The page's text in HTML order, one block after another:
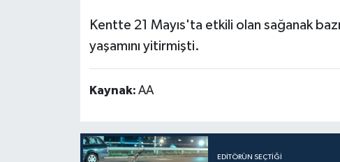
Kentte 21 Mayıs'ta etkili olan sağanak
yaşamını yitirmişti.
Kaynak: AA
EDITÖRÜN SEÇTIĞI